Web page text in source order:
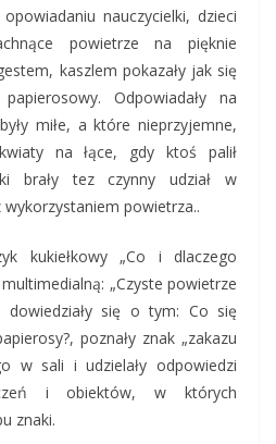
nauczycielki, dzieci
powietrze na pięknie
kaszlem pokazały jak się
Odpowiadały na
miłe, a które nieprzyjemne,
na łące, gdy ktoś palił
brały tez czynny udział w
powietrza..
kukiełkowy „Co i dlaczego
„Czyste powietrze
dowiedziały się o tym: Co się
poznały znak „zakazu
w sali i udzielały odpowiedzi
i obiektów, w których
znaki.